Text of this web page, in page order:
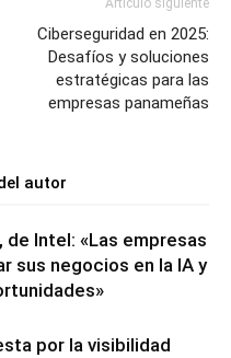
Artículo siguiente
Ciberseguridad en 2025:
Desafíos y soluciones
estratégicas para las
empresas panameñas
autor
Intel: «Las empresas
sus negocios en la IA y
por la visibilidad